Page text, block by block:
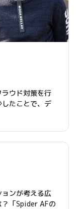
ウド対策を行
たことで、デ
ンが考える広
「Spider AFの